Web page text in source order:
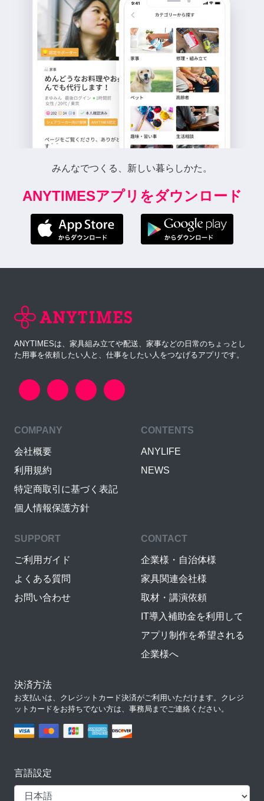
みんなでつくる、新しい暮らしかた。
ANYTIMESアプリをダウンロード
ANYTIMESは、家具組み立てや配送、家事などの日常のちょっとし
た用事を依頼したい人と、仕事をしたい人をつなげるアプリです。
COMPANY
会社概要
利用規約
特定商取引に基づく表記
個人情報保護方針
CONTENTS
ANYLIFE
NEWS
SUPPORT
ご利用ガイド
よくある質問
お問い合わせ
CONTACT
企業様・自治体様
家具関連会社様
取材・講演依頼
IT導入補助金を利用して
アプリ制作を希望される
企業様へ
決済方法
お支払いは、クレジットカード決済がご利用いただけます。クレジ
ットカードをお持ちでない方は、事務局までご連絡ください。
言語設定